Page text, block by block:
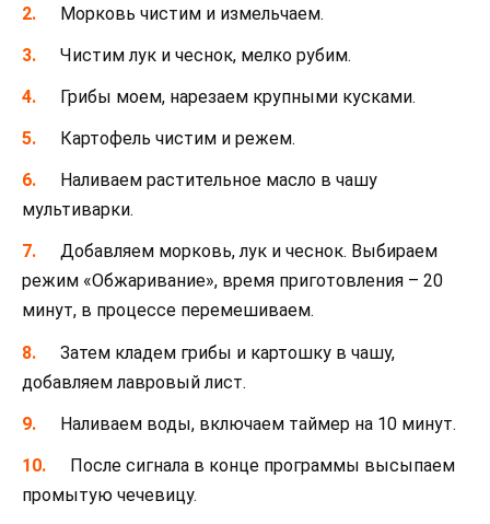
Морковь чистим и измельчаем.
Чистим лук и чеснок, мелко рубим.
Грибы моем, нарезаем крупными кусками.
Картофель чистим и режем.
Наливаем растительное масло в чашу
мультиварки.
Добавляем морковь, лук и чеснок. Выбираем
режим «Обжаривание», время приготовления – 20
минут, в процессе перемешиваем.
Затем кладем грибы и картошку в чашу,
добавляем лавровый лист.
Наливаем воды, включаем таймер на 10 минут.
После сигнала в конце программы высыпаем
промытую чечевицу.